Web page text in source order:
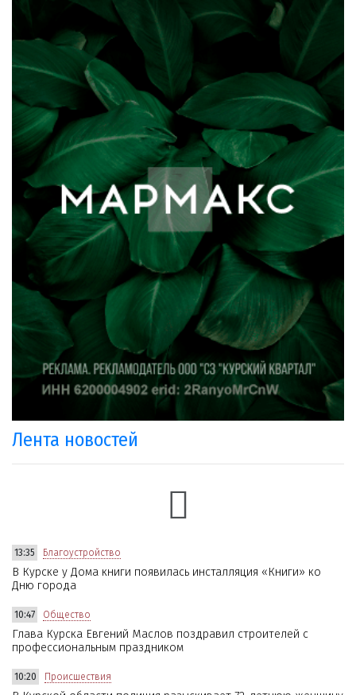
Лента новостей
13:35 Благоустройство
В Курске у Дома книги появилась инсталляция «Книги» ко
Дню города
10:47 Общество
Глава Курска Евгений Маслов поздравил строителей с
профессиональным праздником
10:20 Происшествия